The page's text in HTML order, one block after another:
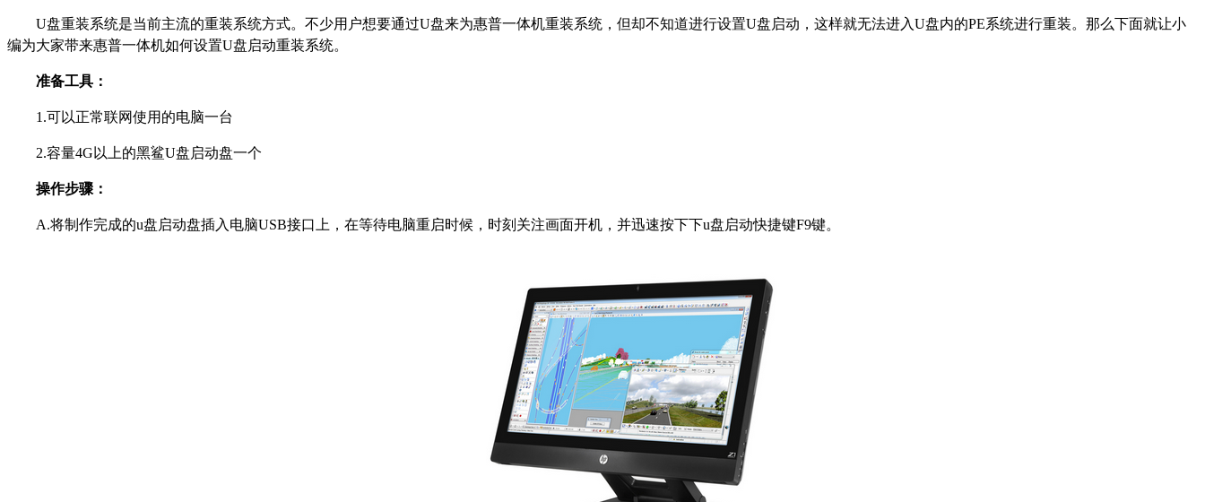
U盘重装系统是当前主流的重装系统方式。不少用户想要通过U盘来为惠普一体机重装系统，但却不知道进行设置U盘启动，这样就无法进入U盘内的PE系统进行重装。那么下面就让小
编为大家带来惠普一体机如何设置U盘启动重装系统。
准备工具：
1.可以正常联网使用的电脑一台
2.容量4G以上的黑鲨U盘启动盘一个
操作步骤：
A.将制作完成的u盘启动盘插入电脑USB接口上，在等待电脑重启时候，时刻关注画面开机，并迅速按下下u盘启动快捷键F9键。